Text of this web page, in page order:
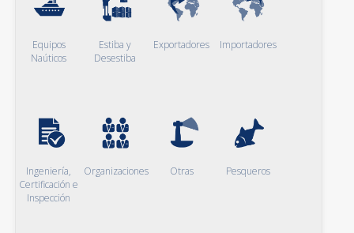
Equipos
Naúticos
Estiba y
Desestiba
Exportadores Importadores
Ingeniería,
Certificación e
Inspección
Organizaciones Otras Pesqueros